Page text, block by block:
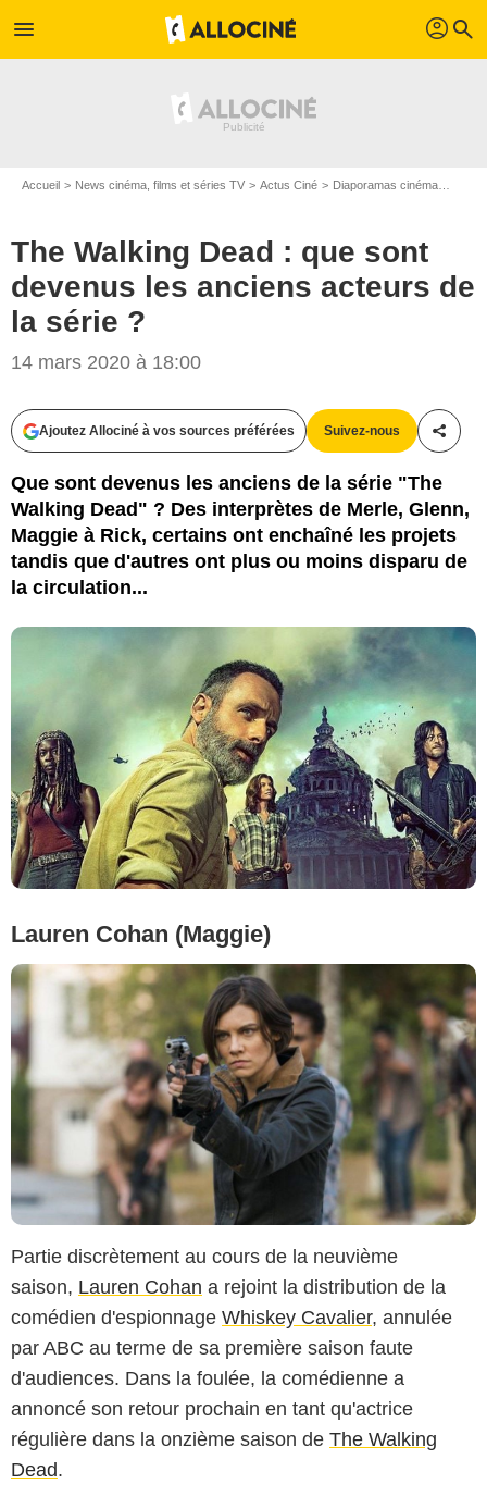
menu profil search
Accueil News cinéma, films et séries TV Actus Ciné Diaporamas cinéma
The Walking Dead : que sont
devenus les anciens acteurs de
la série ?
14 mars 2020 à 18:00
Ajoutez Allociné à vos sources préférées Suivez-nous
Que sont devenus les anciens de la série "The
Walking Dead" ? Des interprètes de Merle, Glenn,
Maggie à Rick, certains ont enchaîné les projets
tandis que d'autres ont plus ou moins disparu de
la circulation...
Lauren Cohan (Maggie)
Partie discrètement au cours de la neuvième
saison, Lauren Cohan a rejoint la distribution de la
comédien d'espionnage Whiskey Cavalier, annulée
par ABC au terme de sa première saison faute
d'audiences. Dans la foulée, la comédienne a
annoncé son retour prochain en tant qu'actrice
régulière dans la onzième saison de The Walking
Dead.